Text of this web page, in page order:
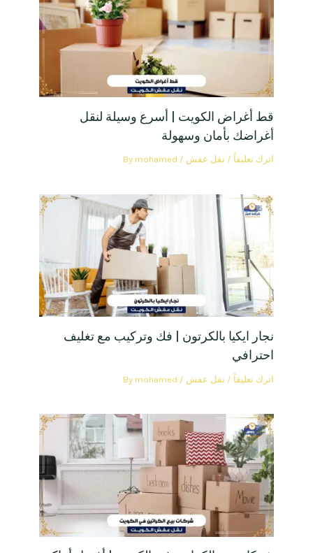
قط أغراض الكويت | أسرع وسيلة لنقل
أغراضك بأمان وسهولة
اترك تعليقاً /نقل عفش/ By
mohamed
نجار ايكيا بالكرتون | فك وتركيب مع تغليف
احترافي
اترك تعليقاً /نقل عفش/ By
mohamed